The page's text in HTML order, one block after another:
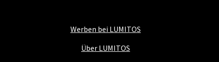
Werben bei LUMITOS
Über LUMITOS